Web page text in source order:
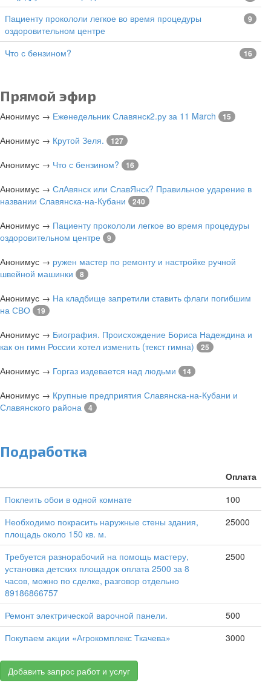
Пациенту прокололи легкое во время процедуры
оздоровительном центре
9
Что с бензином? 16
Прямой эфир
Анонимус → Еженедельник Славянск2.ру за 11 March 15
Анонимус → Крутой Зеля. 127
Анонимус → Что с бензином? 16
Анонимус → СлАвянск или СлавЯнск? Правильное ударение в
названии Славянска-на-Кубани
240
Анонимус → Пациенту прокололи легкое во время процедуры
оздоровительном центре
9
Анонимус → ружен мастер по ремонту и настройке ручной
швейной машинки
8
Анонимус → На кладбище запретили ставить флаги погибшим
на СВО
19
Анонимус → Биография. Происхождение Бориса Надеждина и
как он гимн России хотел изменить (текст гимна)
25
Анонимус → Горгаз издевается над людьми 14
Анонимус → Крупные предприятия Славянска-на-Кубани и
Славянского района
4
Подработка
Оплата
Поклеить обои в одной комнате
100
Необходимо покрасить наружные стены здания,
площадь около 150 кв. м.
25000
Требуется разнорабочий на помощь мастеру,
установка детских площадок оплата 2500 за 8
часов, можно по сделке, разговор отдельно
89186866757
2500
Ремонт электрической варочной панели.
500
Покупаем акции «Агрокомплекс Ткачева»
3000
Добавить запрос работ и услуг